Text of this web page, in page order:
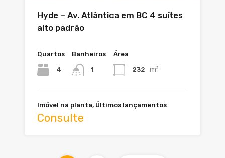
Hyde – Av. Atlântica em BC 4 suítes
alto padrão
Quartos
4
Banheiros
1
Área
232 m²
Imóvel na planta, Últimos lançamentos
Consulte